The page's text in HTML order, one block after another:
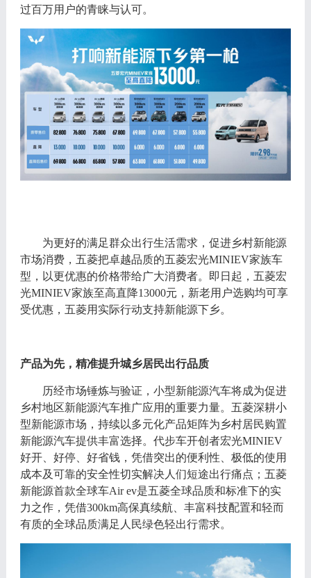
过百万用户的青睐与认可。
为更好的满足群众出行生活需求，促进乡村新能源
市场消费，五菱把卓越品质的五菱宏光MINIEV家族车
型，以更优惠的价格带给广大消费者。即日起，五菱宏
光MINIEV家族至高直降13000元，新老用户选购均可享
受优惠，五菱用实际行动支持新能源下乡。
产品为先，精准提升城乡居民出行品质
历经市场锤炼与验证，小型新能源汽车将成为促进
乡村地区新能源汽车推广应用的重要力量。五菱深耕小
型新能源市场，持续以多元化产品矩阵为乡村居民购置
新能源汽车提供丰富选择。代步车开创者宏光MINIEV
好开、好停、好省钱，凭借突出的便利性、极低的使用
成本及可靠的安全性切实解决人们短途出行痛点；五菱
新能源首款全球车Air ev是五菱全球品质和标准下的实
力之作，凭借300km高保真续航、丰富科技配置和轻而
有质的全球品质满足人民绿色轻出行需求。